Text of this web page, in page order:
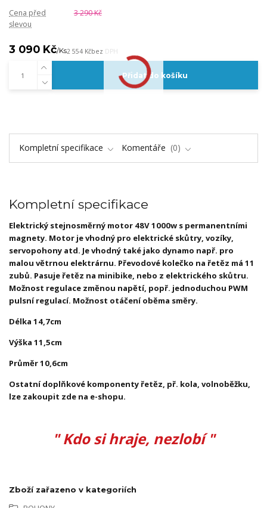
Cena před
slevou
3 290 Kč
3 090 Kč/Ks2 554 Kčbez DPH
Přidat do košíku
Kompletní specifikace Komentáře 0
Kompletní specifikace
Elektrický stejnosměrný motor 48V 1000w s permanentními
magnety. Motor je vhodný pro elektrické skůtry, vozíky,
servopohony atd. Je vhodný také jako dynamo např. pro
malou větrnou elektrárnu. Převodové kolečko na řetěz má 11
zubů. Pasuje řetěz na minibike, nebo z elektrického skůtru.
Možnost regulace změnou napětí, popř. jednoduchou PWM
pulsní regulací. Možnost otáčení oběma směry.
Délka 14,7cm
Výška 11,5cm
Průměr 10,6cm
Ostatní doplňkové komponenty řetěz, př. kola, volnoběžku,
lze zakoupit zde na e-shopu.
" Kdo si hraje, nezlobí "
Zboží zařazeno v kategoriích